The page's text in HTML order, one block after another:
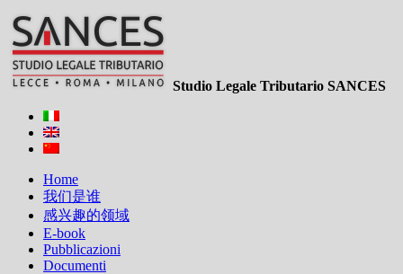
Studio Legale Tributario SANCES
Home
我们是谁
感兴趣的领域
E-book
Pubblicazioni
Documenti